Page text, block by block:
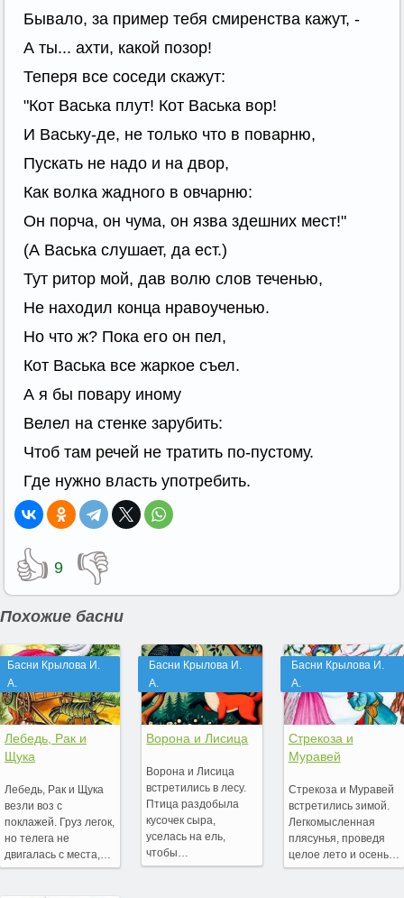
Бывало, за пример тебя смиренства кажут, -
А ты... ахти, какой позор!
Теперя все соседи скажут:
"Кот Васька плут! Кот Васька вор!
И Ваську-де, не только что в поварню,
Пускать не надо и на двор,
Как волка жадного в овчарню:
Он порча, он чума, он язва здешних мест!"
(А Васька слушает, да ест.)
Тут ритор мой, дав волю слов теченью,
Не находил конца нравоученью.
Но что ж? Пока его он пел,
Кот Васька все жаркое съел.
А я бы повару иному
Велел на стенке зарубить:
Чтоб там речей не тратить по-пустому.
Где нужно власть употребить.
👍 9 👎
Похожие басни
Басни Крылова И.
А.
Лебедь, Рак и
Щука
Лебедь, Рак и Щука
везли воз с
поклажей. Груз легок,
но телега не
двигалась с места,…
Басни Крылова И.
А.
Ворона и Лисица
Ворона и Лисица
встретились в лесу.
Птица раздобыла
кусочек сыра,
уселась на ель,
чтобы…
Басни Крылова И.
А.
Стрекоза и
Муравей
Стрекоза и Муравей
встретились зимой.
Легкомысленная
плясунья, проведя
целое лето и осень…